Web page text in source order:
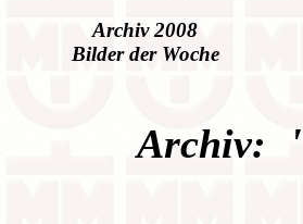
Archiv 2008
Bilder der Woche
Archiv: